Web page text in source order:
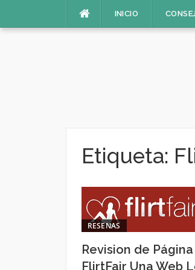
INICIO
Etiqueta:
RESENAS
Revision de Página
FlirtFair Una Web